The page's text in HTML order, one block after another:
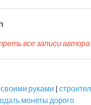
все записи автора
руками |
монеты дорого